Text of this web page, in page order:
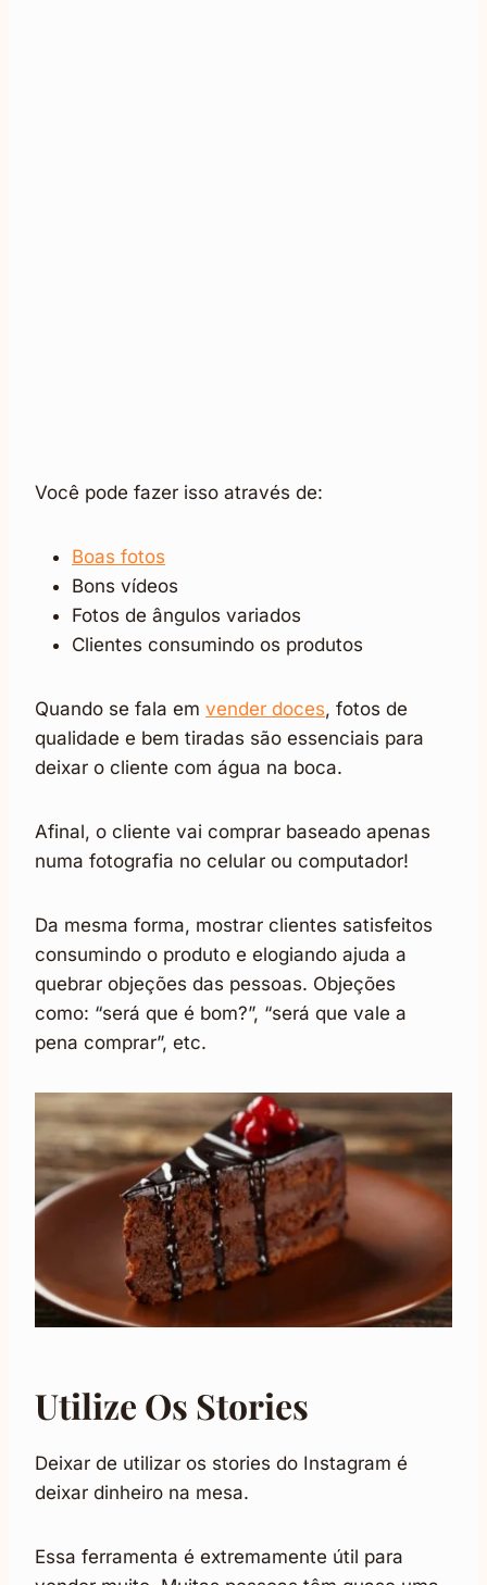
Você pode fazer isso através de:
Boas fotos
Bons vídeos
Fotos de ângulos variados
Clientes consumindo os produtos
Quando se fala em vender doces, fotos de
qualidade e bem tiradas são essenciais para
deixar o cliente com água na boca.
Afinal, o cliente vai comprar baseado apenas
numa fotografia no celular ou computador!
Da mesma forma, mostrar clientes satisfeitos
consumindo o produto e elogiando ajuda a
quebrar objeções das pessoas. Objeções
como: “será que é bom?”, “será que vale a
pena comprar”, etc.
Utilize Os Stories
Deixar de utilizar os stories do Instagram é
deixar dinheiro na mesa.
Essa ferramenta é extremamente útil para